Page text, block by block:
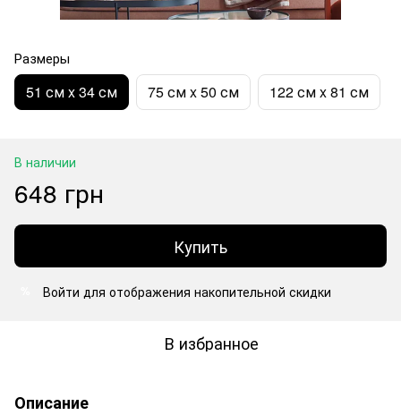
Размеры
51 см x 34 см 75 см x 50 см 122 см x 81 см
В наличии
648 грн
Купить
Войти для отображения накопительной скидки
В избранное
Описание